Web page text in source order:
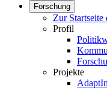
Forschung
Zur Startseite
Profil
Projekte